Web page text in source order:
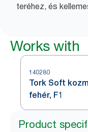
teréhez, és
Works with
140280
Tork Soft
fehér, F1
Product